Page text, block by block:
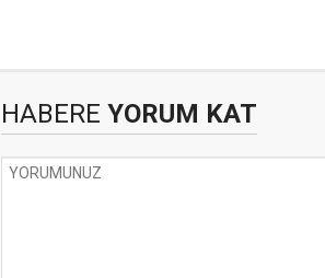
HABERE YORUM KAT